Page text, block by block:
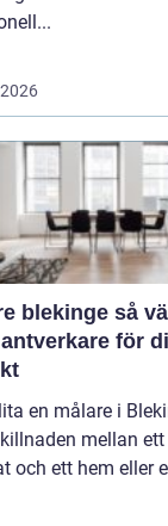
så väljer du
för
en målare i
mellan
och ett hem eller